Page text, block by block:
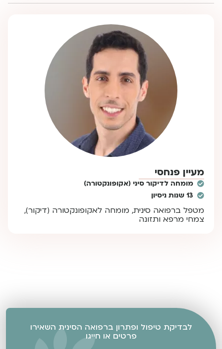
מעיין פנחסי
מומחה לדיקור סיני (אקופונקטורה)
13 שנות ניסיון
מטפל ברפואה סינית, מומחה לאקופונקטורה (דיקור),
צמחי מרפא ותזונה
לבדיקת טיפול ופתרון ברפואה הסינית השאירו
פרטים או חייגו